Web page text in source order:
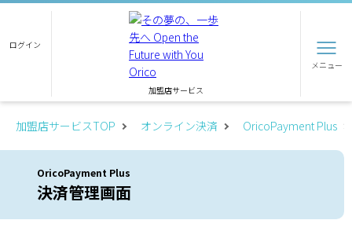
ログイン
加盟店サービス
メニュー
加盟店サービスTOP オンライン決済 OricoPayment Plus
OricoPayment Plus
決済管理画面